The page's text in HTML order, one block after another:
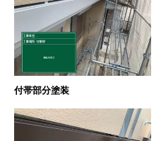
付帯部分塗装